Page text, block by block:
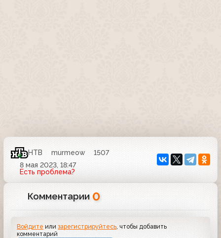
НТВ murmeow
1507
8 мая 2023, 18:47
Есть проблема?
Комментарии 0
Войдите илизарегистрируйтесь , чтобы добавить
комментарий